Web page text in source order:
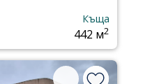
Къща
442 м2